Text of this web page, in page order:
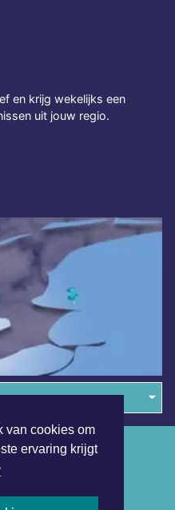
van cookies om
ervaring krijgt
en krijg wekelijks een
uit jouw regio.